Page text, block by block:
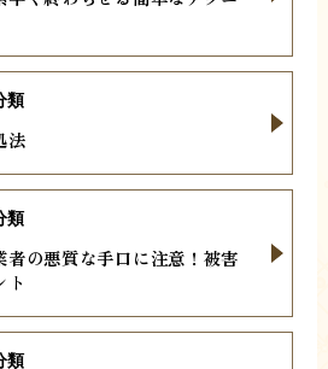
法
類
者の悪質な手口に注意！被害
ト
類
類